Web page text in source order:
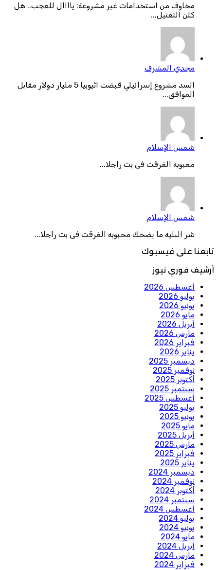
مخاوف من استخدامات غير مشروعة: ياااال للعجب.. هل
كلن التقتيل...
مجدي المشرف
السد مشروع إسرائيلي قبضت اثيوبيا 5 مليار دولار مقابل
الموافق...
شمس الإسلام
معبوبه الغرقت فى بت راجلا...
شمس الإسلام
شر البليه ما يضحك محبوبه الغرقت فى بت راجلا...
تابعنا على فيسبوك
أرشيف فوري نيوز
أغسطس 2026
يوليو 2026
يونيو 2026
مايو 2026
أبريل 2026
مارس 2026
فبراير 2026
يناير 2026
ديسمبر 2025
نوفمبر 2025
أكتوبر 2025
سبتمبر 2025
أغسطس 2025
يوليو 2025
يونيو 2025
مايو 2025
أبريل 2025
مارس 2025
فبراير 2025
يناير 2025
ديسمبر 2024
نوفمبر 2024
أكتوبر 2024
سبتمبر 2024
أغسطس 2024
يوليو 2024
يونيو 2024
مايو 2024
أبريل 2024
مارس 2024
فبراير 2024